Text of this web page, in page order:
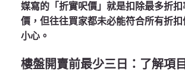
媒寫的「折實呎價」就是扣除最多折
價，但往往買家都未必能符合所有折
小心。
樓盤開賣前最少三日：了解項